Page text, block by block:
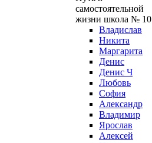
самостоятельной
жизни школа № 10
Владислав
Никита
Маргарита
Денис
Денис Ч
Любовь
София
Александр
Владимир
Ярослав
Алексей